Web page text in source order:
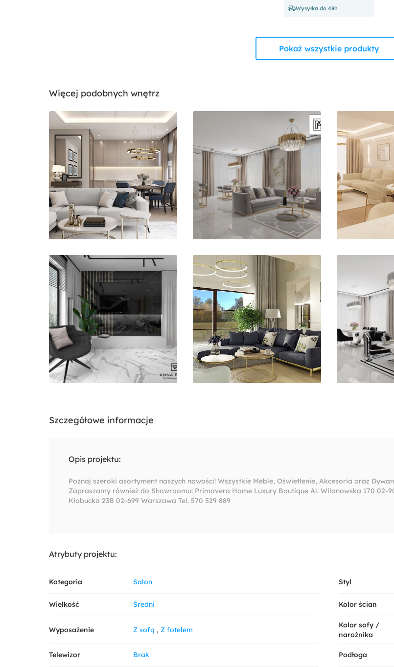
Wysyłka do 48h
Pokaż wszystkie produkty
Więcej podobnych wnętrz
Szczegółowe informacje
Opis projektu:
Poznaj szeroki asortyment naszych nowości! Wszystkie Meble, Oświetlenie, Akcesoria oraz
Zapraszamy również do Showroomu: Primavera Home Luxury Boutique Al. Wilanowska 170 02-
Kłobucka 23B 02-699 Warszawa Tel. 570 529 889
Atrybuty projektu:
Kategoria Salon Styl
Wielkość Średni Kolor ścian
Wyposażenie Z sofą Z fotelem
Kolor sofy /
narożnika
Telewizor Brak Podłoga